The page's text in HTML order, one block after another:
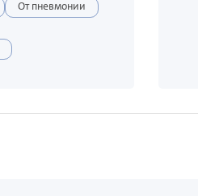
От пневмонии